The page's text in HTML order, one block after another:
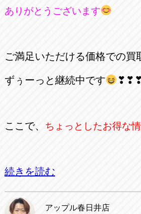
0569-35-
アップル
滑市長間37-1
小牧店
尾張旭店
ありがとうございます
ご満足いただける価格での買
ずぅーっと継続中です
ここで、 ちょっとしたお得な
続きを読む
アップル春日井店